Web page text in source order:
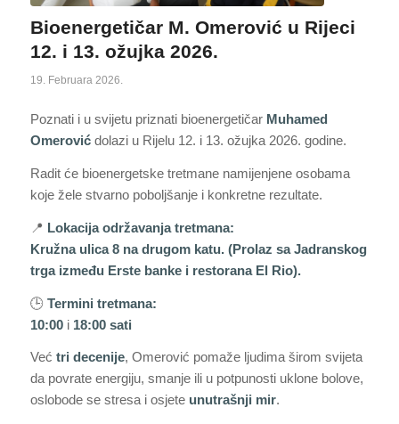
Bioenergetičar M. Omerović u Rijeci
12. i 13. ožujka 2026.
19. Februara 2026.
Poznati i u svijetu priznati bioenergetičar Muhamed
Omerovićdolazi u Rijelu 12. i 13. ožujka 2026. godine.
Radit će bioenergetske tretmane namijenjene osobama
koje žele stvarno poboljšanje i konkretne rezultate.
📍 Lokacija održavanja tretmana:
Kružna ulica 8 na drugom katu. (Prolaz sa Jadranskog
trga između Erste banke i restorana El Rio).
🕒 Termini tretmana:
10:00i 18:00 sati
Već tri decenije, Omerović pomaže ljudima širom svijeta
da povrate energiju, smanje ili u potpunosti uklone bolove,
oslobode se stresa i osjete unutrašnji mir.